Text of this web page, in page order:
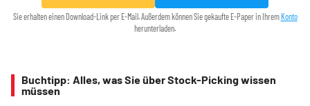
Sie erhalten einen Download-Link per E-Mail. Außerdem können Sie gekaufte E-Paper in Ihrem Konto
herunterladen.
Buchtipp: Alles, was Sie über Stock-Picking wissen
müssen